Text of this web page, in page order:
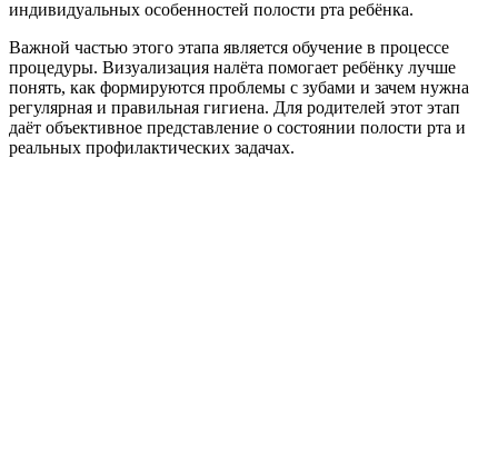
индивидуальных особенностей полости рта ребёнка.
Важной частью этого этапа является обучение в процессе
процедуры. Визуализация налёта помогает ребёнку лучше
понять, как формируются проблемы с зубами и зачем нужна
регулярная и правильная гигиена. Для родителей этот этап
даёт объективное представление о состоянии полости рта и
реальных профилактических задачах.